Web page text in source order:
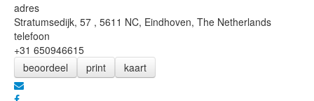
adres
Stratumsedijk, 57 , 5611 NC, Eindhoven, The Netherlands
telefoon
+31 650946615
beoordeel
print kaart